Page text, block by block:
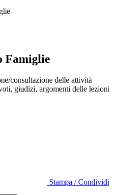
Famiglie
consultazione delle attività
giudizi, argomenti delle lezioni
Stampa / Condividi